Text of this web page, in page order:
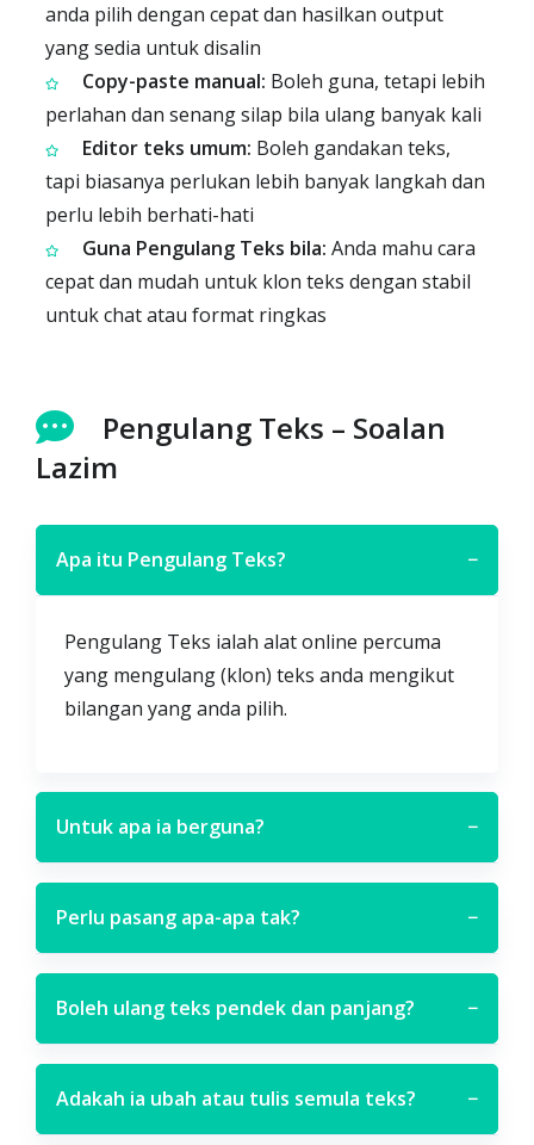
anda pilih dengan cepat dan hasilkan output
yang sedia untuk disalin
Copy-paste manual: Boleh guna, tetapi lebih
perlahan dan senang silap bila ulang banyak kali
Editor teks umum: Boleh gandakan teks,
tapi biasanya perlukan lebih banyak langkah dan
perlu lebih berhati-hati
Guna Pengulang Teks bila: Anda mahu cara
cepat dan mudah untuk klon teks dengan stabil
untuk chat atau format ringkas
Pengulang Teks – Soalan
Lazim
Apa itu Pengulang Teks? −
Pengulang Teks ialah alat online percuma
yang mengulang (klon) teks anda mengikut
bilangan yang anda pilih.
Untuk apa ia berguna? −
Perlu pasang apa-apa tak? −
Boleh ulang teks pendek dan panjang? −
Adakah ia ubah atau tulis semula teks? −